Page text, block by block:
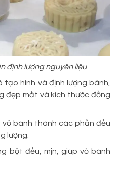
định lượng nguyên liệu
hình và định lượng bánh,
đẹp mắt và kích thước đồng
vỏ bánh thành các phần đều
lượng.
bột đều, mịn, giúp vỏ bánh